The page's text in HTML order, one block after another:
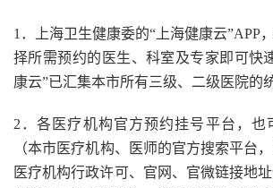
1．上海卫生健康委的“上海健康云”APP
择所需预约的医生、科室及专家即可快
康云”已汇集本市所有三级、二级医院的
2．各医疗机构官方预约挂号平台，也
（本市医疗机构、医师的官方搜索平台
医疗机构行政许可、官网、官微链接地